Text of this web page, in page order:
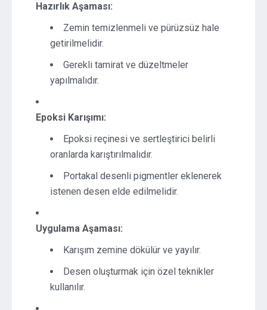
Hazırlık Aşaması:
Zemin temizlenmeli ve pürüzsüz hale
getirilmelidir.
Gerekli tamirat ve düzeltmeler
yapılmalıdır.
Epoksi Karışımı:
Epoksi reçinesi ve sertleştirici belirli
oranlarda karıştırılmalıdır.
Portakal desenli pigmentler eklenerek
istenen desen elde edilmelidir.
Uygulama Aşaması:
Karışım zemine dökülür ve yayılır.
Desen oluşturmak için özel teknikler
kullanılır.